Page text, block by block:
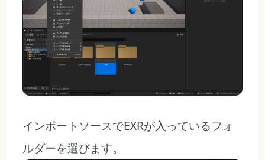
インポートソースでEXRが入っているフォ
ルダーを選びます。